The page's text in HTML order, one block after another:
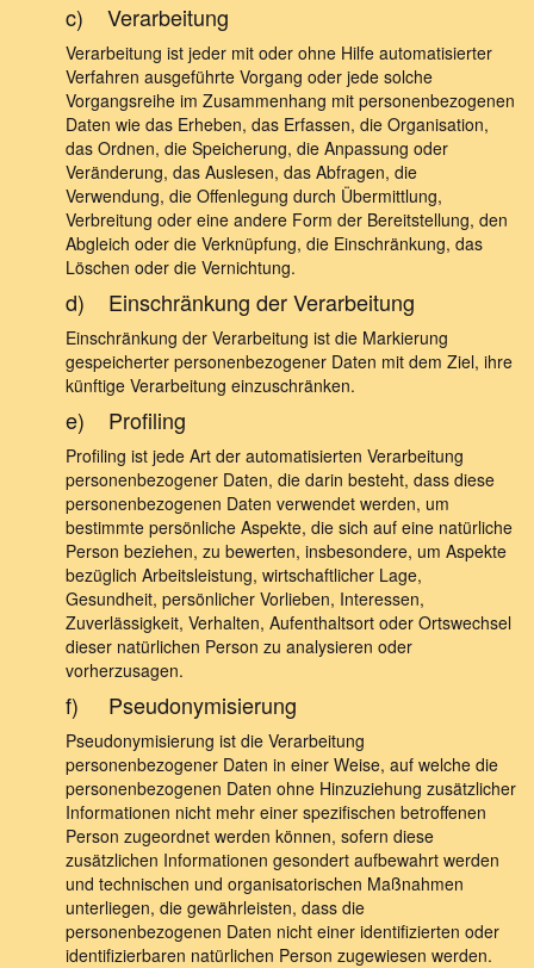
c) Verarbeitung
Verarbeitung ist jeder mit oder ohne Hilfe automatisierter
Verfahren ausgeführte Vorgang oder jede solche
Vorgangsreihe im Zusammenhang mit personenbezogenen
Daten wie das Erheben, das Erfassen, die Organisation,
das Ordnen, die Speicherung, die Anpassung oder
Veränderung, das Auslesen, das Abfragen, die
Verwendung, die Offenlegung durch Übermittlung,
Verbreitung oder eine andere Form der Bereitstellung, den
Abgleich oder die Verknüpfung, die Einschränkung, das
Löschen oder die Vernichtung.
d) Einschränkung der Verarbeitung
Einschränkung der Verarbeitung ist die Markierung
gespeicherter personenbezogener Daten mit dem Ziel, ihre
künftige Verarbeitung einzuschränken.
e) Profiling
Profiling ist jede Art der automatisierten Verarbeitung
personenbezogener Daten, die darin besteht, dass diese
personenbezogenen Daten verwendet werden, um
bestimmte persönliche Aspekte, die sich auf eine natürliche
Person beziehen, zu bewerten, insbesondere, um Aspekte
bezüglich Arbeitsleistung, wirtschaftlicher Lage,
Gesundheit, persönlicher Vorlieben, Interessen,
Zuverlässigkeit, Verhalten, Aufenthaltsort oder Ortswechsel
dieser natürlichen Person zu analysieren oder
vorherzusagen.
f) Pseudonymisierung
Pseudonymisierung ist die Verarbeitung
personenbezogener Daten in einer Weise, auf welche die
personenbezogenen Daten ohne Hinzuziehung zusätzlicher
Informationen nicht mehr einer spezifischen betroffenen
Person zugeordnet werden können, sofern diese
zusätzlichen Informationen gesondert aufbewahrt werden
und technischen und organisatorischen Maßnahmen
unterliegen, die gewährleisten, dass die
personenbezogenen Daten nicht einer identifizierten oder
identifizierbaren natürlichen Person zugewiesen werden.